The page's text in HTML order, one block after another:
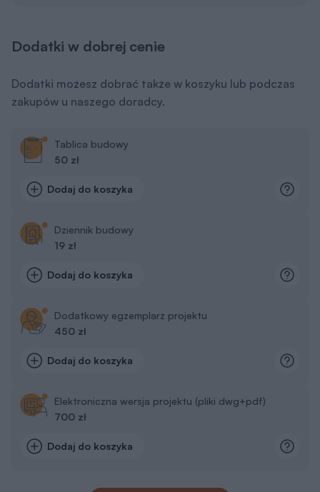
Dodatki w dobrej cenie
Dodatki możesz dobrać także w koszyku lub podczas
zakupów u naszego doradcy.
Tablica budowy
50 zł
Dodaj do koszyka
Dziennik budowy
19 zł
Dodaj do koszyka
Dodatkowy egzemplarz projektu
450 zł
Dodaj do koszyka
Elektroniczna wersja projektu (pliki dwg+pdf)
700 zł
Dodaj do koszyka